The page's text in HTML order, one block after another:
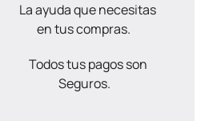
La ayuda que necesitas
en tus compras.
Todos tus pagos son
Seguros.